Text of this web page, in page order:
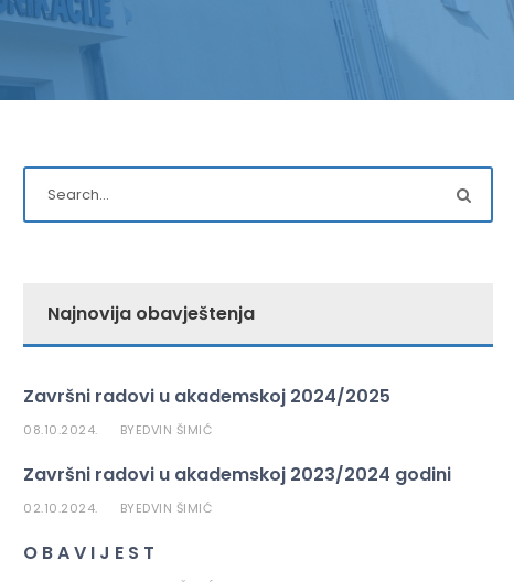
Najnovija obavještenja
Završni radovi u akademskoj 2024/2025
08.10.2024. BYEDVIN ŠIMIĆ
Završni radovi u akademskoj 2023/2024 godini
02.10.2024. BYEDVIN ŠIMIĆ
O B A V I J E S T